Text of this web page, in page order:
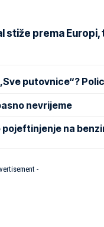
stiže prema
putovnice“?
nevrijeme
na
-